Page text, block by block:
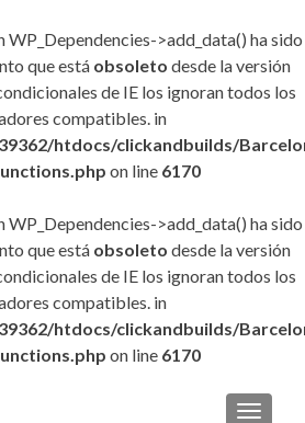
WP_Dependencies->add_data() ha sido
que está obsoleto desde la versión
de IE los ignoran todos los
compatibles. in
htdocs/clickandbuilds/
on line 6170
WP_Dependencies->add_data() ha sido
que está obsoleto desde la versión
de IE los ignoran todos los
compatibles. in
htdocs/clickandbuilds/
on line 6170